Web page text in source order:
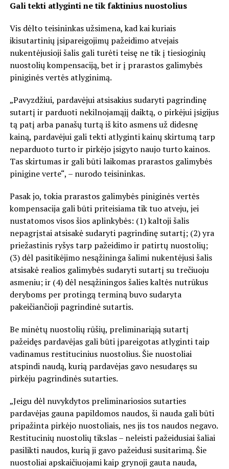
Gali tekti atlyginti ne tik faktinius nuostolius
Vis dėlto teisininkas užsimena, kad kai kuriais
ikisutartinių įsipareigojimų pažeidimo atvejais
nukentėjusioji šalis gali turėti teisę ne tik į tiesioginių
nuostolių kompensaciją, bet ir į prarastos galimybės
piniginės vertės atlyginimą.
„Pavyzdžiui, pardavėjui atsisakius sudaryti pagrindinę
sutartį ir parduoti nekilnojamąjį daiktą, o pirkėjui įsigijus
tą patį arba panašų turtą iš kito asmens už didesnę
kainą, pardavėjui gali tekti atlyginti kainų skirtumą tarp
neparduoto turto ir pirkėjo įsigyto naujo turto kainos.
Tas skirtumas ir gali būti laikomas prarastos galimybės
pinigine verte“, – nurodo teisininkas.
Pasak jo, tokia prarastos galimybės piniginės vertės
kompensacija gali būti priteisiama tik tuo atveju, jei
nustatomos visos šios aplinkybės: (1) kaltoji šalis
nepagrįstai atsisakė sudaryti pagrindinę sutartį; (2) yra
priežastinis ryšys tarp pažeidimo ir patirtų nuostolių;
(3) dėl pasitikėjimo nesąžininga šalimi nukentėjusi šalis
atsisakė realios galimybės sudaryti sutartį su trečiuoju
asmeniu; ir (4) dėl nesąžiningos šalies kaltės nutrūkus
deryboms per protingą terminą buvo sudaryta
pakeičiančioji pagrindinė sutartis.
Be minėtų nuostolių rūšių, preliminariąją sutartį
pažeidęs pardavėjas gali būti įpareigotas atlyginti taip
vadinamus restitucinius nuostolius. Šie nuostoliai
atspindi naudą, kurią pardavėjas gavo nesudaręs su
pirkėju pagrindinės sutarties.
„Jeigu dėl nuvykdytos preliminariosios sutarties
pardavėjas gauna papildomos naudos, ši nauda gali būti
pripažinta pirkėjo nuostoliais, nes jis tos naudos negavo.
Restitucinių nuostolių tikslas – neleisti pažeidusiai šaliai
pasilikti naudos, kurią ji gavo pažeidusi susitarimą. Šie
nuostoliai apskaičiuojami kaip grynoji gauta nauda,